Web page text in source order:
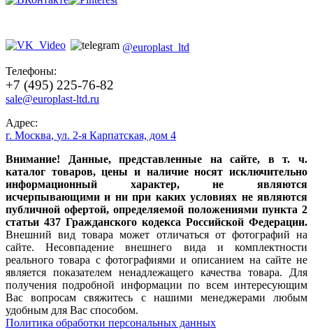
@europlast_ltd
Телефоны:
+7 (495) 225-76-82
sale@europlast-ltd.ru
Адрес:
г. Москва, ул. 2-я Карпатская, дом 4
Внимание! Данные, представленные на сайте, в т. ч.
каталог товаров, цены и наличие носят исключительно
информационный характер, не являются
исчерпывающими и ни при каких условиях не являются
публичной офертой, определяемой положениями пункта 2
статьи 437 Гражданского кодекса Российской Федерации.
Внешний вид товара может отличаться от фотографий на
сайте. Несовпадение внешнего вида и комплектности
реального товара с фотографиями и описанием на сайте не
является показателем ненадлежащего качества товара. Для
получения подробной информации по всем интересующим
Вас вопросам свяжитесь с нашими менеджерами любым
удобным для Вас способом.
Политика обработки персональных данных